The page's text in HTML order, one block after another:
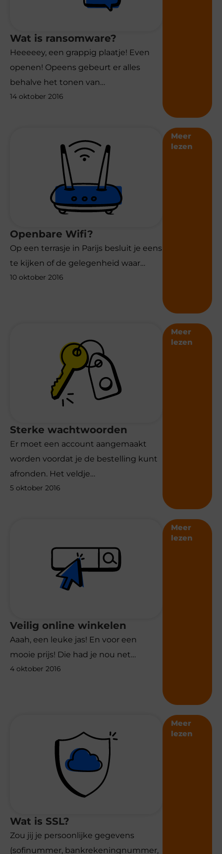
Wat is ransomware?
Heeeeey, een grappig plaatje! Even
openen! Opeens gebeurt er alles
behalve het tonen van…
14 oktober 2016
Openbare Wifi?
Op een terrasje in Parijs besluit je eens
te kijken of de gelegenheid waar…
10 oktober 2016
Meer
lezen
Sterke wachtwoorden
Er moet een account aangemaakt
worden voordat je de bestelling kunt
afronden. Het veldje…
5 oktober 2016
Meer
lezen
Veilig online winkelen
Aaah, een leuke jas! En voor een
mooie prijs! Die had je nou net…
4 oktober 2016
Meer
lezen
Wat is SSL?
Zou jij je persoonlijke gegevens
(sofinummer, bankrekeningnummer,
Meer
lezen